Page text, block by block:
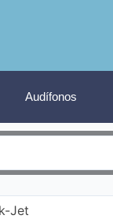
Audífonos
Jet